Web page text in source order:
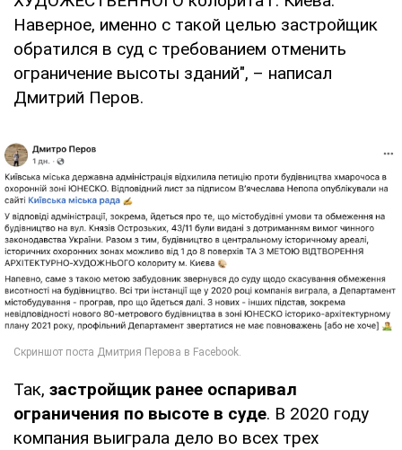
Наверное, именно с такой целью застройщик
обратился в суд с требованием отменить
ограничение высоты зданий", – написал
Дмитрий Перов.
Так, застройщик ранее оспаривал
ограничения по высоте в суде. В 2020 году
компания выиграла дело во всех трех